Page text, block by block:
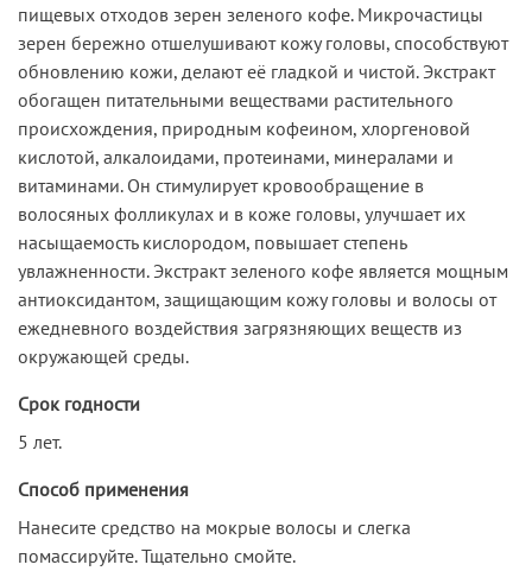
пищевых отходов зерен зеленого кофе. Микрочастицы
зерен бережно отшелушивают кожу головы, способствуют
обновлению кожи, делают её гладкой и чистой. Экстракт
обогащен питательными веществами растительного
происхождения, природным кофеином, хлоргеновой
кислотой, алкалоидами, протеинами, минералами и
витаминами. Он стимулирует кровообращение в
волосяных фолликулах и в коже головы, улучшает их
насыщаемость кислородом, повышает степень
увлажненности. Экстракт зеленого кофе является мощным
антиоксидантом, защищающим кожу головы и волосы от
ежедневного воздействия загрязняющих веществ из
окружающей среды.
Срок годности
5 лет.
Способ применения
Нанесите средство на мокрые волосы и слегка
помассируйте. Тщательно смойте.